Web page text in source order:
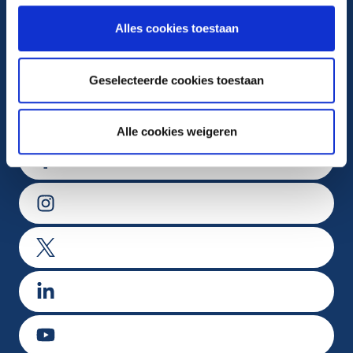
Alles cookies toestaan
Geselecteerde cookies toestaan
Alle cookies weigeren
Volg ons op
Ga naar Facebook
Ga naar Instagram
Ga naar X
Ga naar LinkedIn
Ga naar Youtube